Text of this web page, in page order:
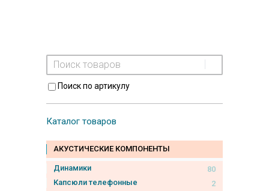
Поиск по артикулу
Каталог товаров
АКУСТИЧЕСКИЕ КОМПОНЕНТЫ
Динамики
80
Капсюли телефонные
2